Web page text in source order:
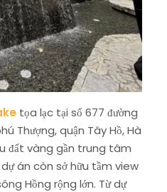
tọa lạc tại số 677 đường
Thượng, quận Tây Hồ, Hà
đất vàng gần trung tâm
án còn sở hữu tầm view
Hồng rộng lớn. Từ dự